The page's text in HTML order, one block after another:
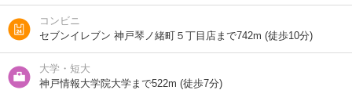
向き 南
コンビニ
セブンイレブン 神戸琴ノ緒町５丁目店まで742m (徒歩10分)
大学・短大
神戸情報大学院大学まで522m (徒歩7分)